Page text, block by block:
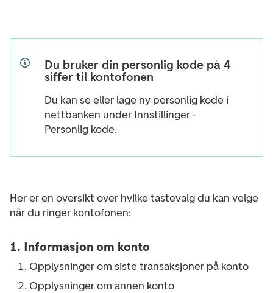
Du bruker din personlig kode på 4
siffer til kontofonen
Du kan se eller lage ny personlig kode i
nettbanken under Innstillinger -
Personlig kode.
Her er en oversikt over hvilke tastevalg du kan velge
når du ringer kontofonen:
1. Informasjon om konto
Opplysninger om siste transaksjoner på konto
Opplysninger om annen konto